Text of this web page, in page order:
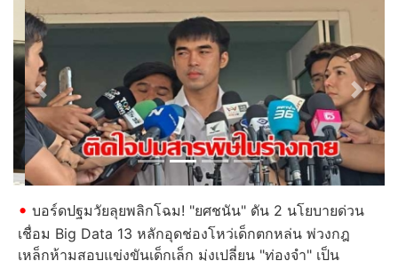
Previous Next
บอร์ดปฐมวัยลุยพลิกโฉม! "ยศชนัน" ดัน 2 นโยบายด่วน
เชื่อม Big Data 13 หลักอุดช่องโหว่เด็กตกหล่น พ่วงกฎ
เหล็กห้ามสอบแข่งขันเด็กเล็ก มุ่งเปลี่ยน "ท่องจำ" เป็น